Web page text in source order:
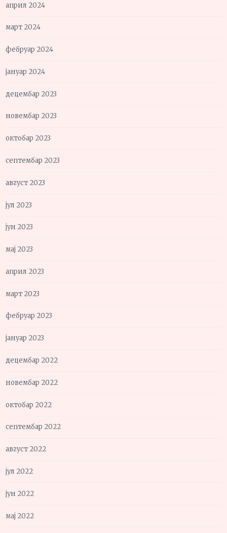
април 2024
март 2024
фебруар 2024
јануар 2024
децембар 2023
новембар 2023
октобар 2023
септембар 2023
август 2023
јул 2023
јун 2023
мај 2023
април 2023
март 2023
фебруар 2023
јануар 2023
децембар 2022
новембар 2022
октобар 2022
септембар 2022
август 2022
јул 2022
јун 2022
мај 2022